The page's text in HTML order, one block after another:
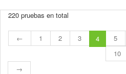
220 pruebas en total
← 1 2 3 4 5
10
→